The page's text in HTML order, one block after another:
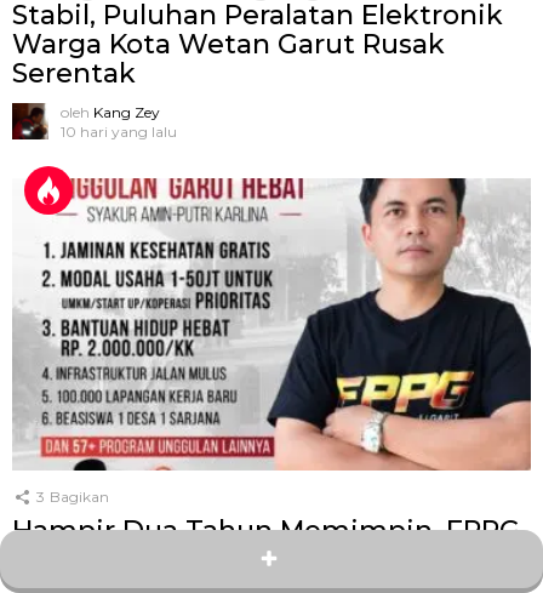
Stabil, Puluhan Peralatan Elektronik
Warga Kota Wetan Garut Rusak
Serentak
oleh Kang Zey
10 hari yang lalu
3 Bagikan
Hampir Dua Tahun Memimpin, FPPG
Semprot Bupati Garut: Janji Rp2 Juta